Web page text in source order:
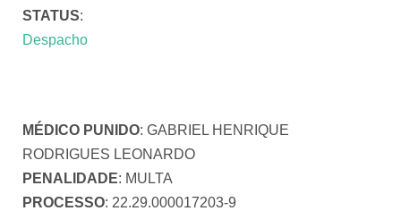
STATUS:
Despacho
MÉDICO PUNIDO: GABRIEL HENRIQUE
RODRIGUES LEONARDO
PENALIDADE: MULTA
PROCESSO: 22.29.000017203-9